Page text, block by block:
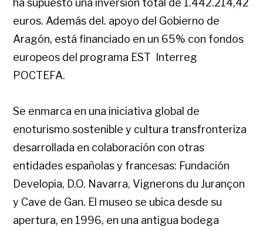
ha supuesto una inversión total de 1.442.214,42
euros. Además del. apoyo del Gobierno de
Aragón, está financiado en un 65% con fondos
europeos del programa EST Interreg
POCTEFA.
Se enmarca en una iniciativa global de
enoturismo sostenible y cultura transfronteriza
desarrollada en colaboración con otras
entidades españolas y francesas: Fundación
Developia, D.O. Navarra, Vignerons du Jurançon
y Cave de Gan. El museo se ubica desde su
apertura, en 1996, en una antigua bodega